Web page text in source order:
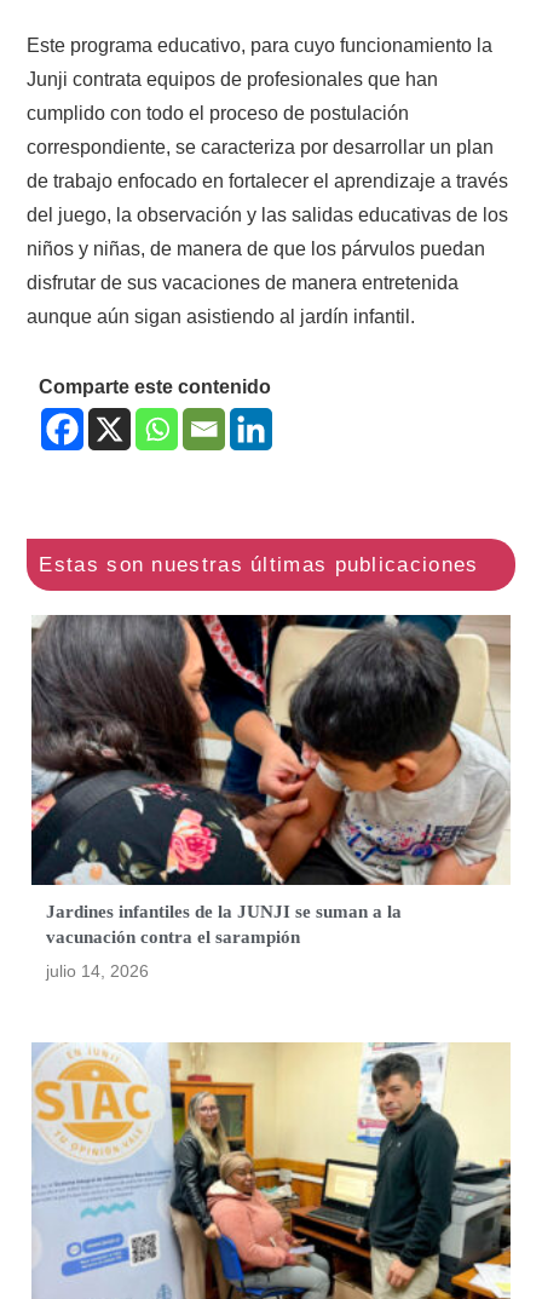
Este programa educativo, para cuyo funcionamiento la
Junji contrata equipos de profesionales que han
cumplido con todo el proceso de postulación
correspondiente, se caracteriza por desarrollar un plan
de trabajo enfocado en fortalecer el aprendizaje a través
del juego, la observación y las salidas educativas de los
niños y niñas, de manera de que los párvulos puedan
disfrutar de sus vacaciones de manera entretenida
aunque aún sigan asistiendo al jardín infantil.
Comparte este contenido
Jardines infantiles de la JUNJI se suman a la
vacunación contra el sarampión
julio 14, 2026